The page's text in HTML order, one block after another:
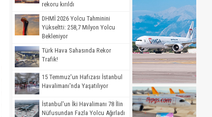
rekoru kırıldı
DHMİ 2026 Yolcu Tahminini
Yükseltti: 258,7 Milyon Yolcu
Bekleniyor
Türk Hava Sahasında Rekor
Trafik!
15 Temmuz'un Hafızası İstanbul
Havalimanı'nda Yaşatılıyor
İstanbul'un İki Havalimanı 78 İlin
Nüfusundan Fazla Yolcu Ağırladı